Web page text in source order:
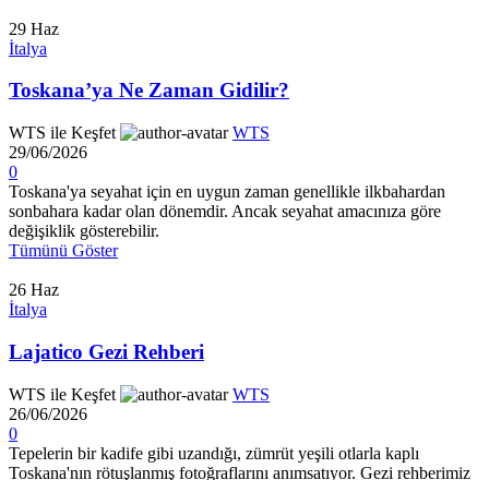
29 Haz
İtalya
Toskana’ya Ne Zaman Gidilir?
WTS ile Keşfet
WTS
29/06/2026
0
Toskana'ya seyahat için en uygun zaman genellikle ilkbahardan
sonbahara kadar olan dönemdir. Ancak seyahat amacınıza göre
değişiklik gösterebilir.
Tümünü Göster
26 Haz
İtalya
Lajatico Gezi Rehberi
WTS ile Keşfet
WTS
26/06/2026
0
Tepelerin bir kadife gibi uzandığı, zümrüt yeşili otlarla kaplı
Toskana'nın rötuşlanmış fotoğraflarını anımsatıyor. Gezi rehberimiz